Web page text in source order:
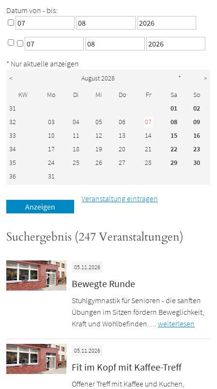
Datum von - bis:
* Nur aktuelle anzeigen
< August 2026 *
>
KW
Mo Di Mi Do Fr Sa
So
31
01
02
32
03 04 05 06 07 08
09
33
10 11 12 13 14 15
16
34
17 18 19 20 21 22
23
35
24 25 26 27 28 29
30
36
31
Veranstaltung eintragen
Suchergebnis (247 Veranstaltungen)
05.11.2026
Bewegte Runde
Stuhlgymnastik für Senioren - die sanften
Übungen im Sitzen fördern Beweglichkeit,
Kraft und Wohlbefinden. ...weiterlesen
05.11.2026
Fit im Kopf mit Kaffee-Treff
Offener Treff mit Kaffee und Kuchen,